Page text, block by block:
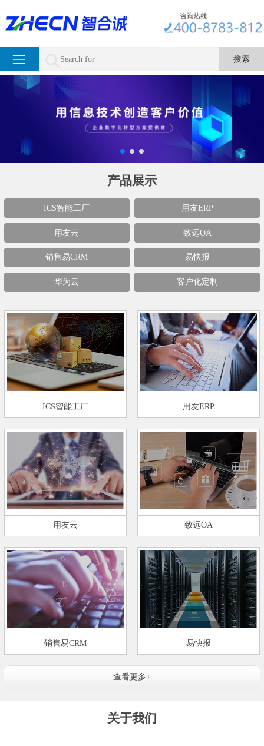
产品展示
ICS智能工厂 用友ERP
用友云 致远OA
销售易CRM 易快报
华为云 客户化定制
ICS智能工厂 用友ERP
用友云 致远OA
销售易CRM 易快报
查看更多+
关于我们